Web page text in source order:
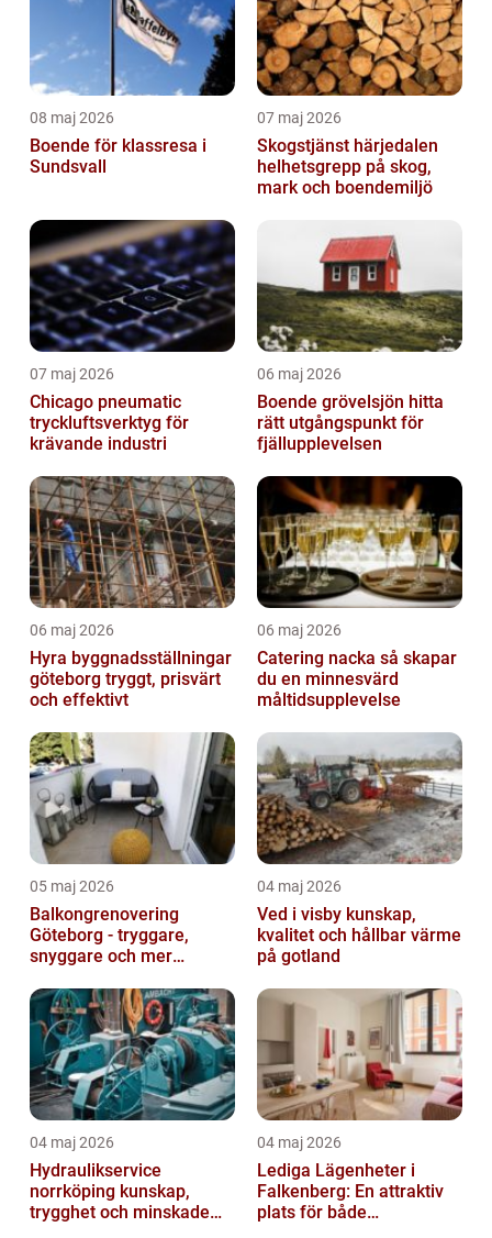
08 maj 2026
Boende för klassresa i
Sundsvall
07 maj 2026
Skogstjänst härjedalen
helhetsgrepp på skog,
mark och boendemiljö
07 maj 2026
Chicago pneumatic
tryckluftsverktyg för
krävande industri
06 maj 2026
Boende grövelsjön hitta
rätt utgångspunkt för
fjällupplevelsen
06 maj 2026
Hyra byggnadsställningar
göteborg tryggt, prisvärt
och effektivt
06 maj 2026
Catering nacka så skapar
du en minnesvärd
måltidsupplevelse
05 maj 2026
Balkongrenovering
Göteborg - tryggare,
snyggare och mer
04 maj 2026
Ved i visby kunskap,
kvalitet och hållbar värme
på gotland
04 maj 2026
Hydraulikservice
norrköping kunskap,
trygghet och minskade
04 maj 2026
Lediga Lägenheter i
Falkenberg: En attraktiv
plats för både